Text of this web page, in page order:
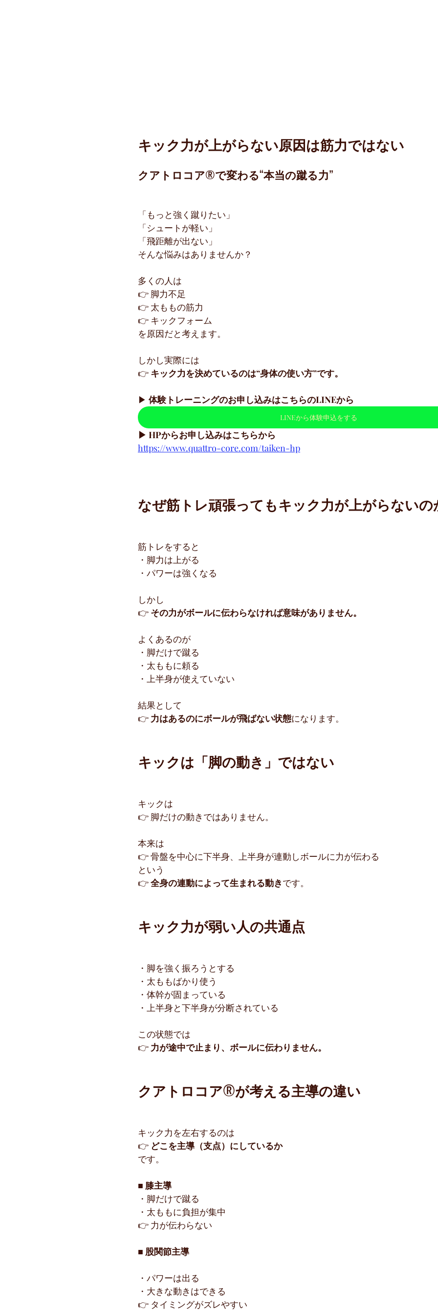
キック力が上がらない原因は筋力ではない
クアトロコア®︎で変わる“本当の蹴る力”
「もっと強く蹴りたい」
「シュートが軽い」
「飛距離が出ない」
そんな悩みはありませんか？
多くの人は
👉 脚力不足
👉 太ももの筋力
👉 キックフォーム
を原因だと考えます。
しかし実際には
👉 キック力を決めているのは“身体の使い方”です。
▶ 体験トレーニングのお申し込みはこちらのLINEから
LINEから体験申込をする
▶ HPからお申し込みはこちらから
https://www.quattro-core.com/taiken-hp
なぜ筋トレ頑張ってもキック力が上がらないの
筋トレをすると
・脚力は上がる
・パワーは強くなる
しかし
👉 その力がボールに伝わらなければ意味がありません。
よくあるのが
・脚だけで蹴る
・太ももに頼る
・上半身が使えていない
結果として
👉 力はあるのにボールが飛ばない状態になります。
キックは「脚の動き」ではない
キックは
👉 脚だけの動きではありません。
本来は
👉 骨盤を中心に下半身、上半身が連動しボールに力が伝わる
という
👉 全身の連動によって生まれる動きです。
キック力が弱い人の共通点
・脚を強く振ろうとする
・太ももばかり使う
・体幹が固まっている
・上半身と下半身が分断されている
この状態では
👉 力が途中で止まり、ボールに伝わりません。
クアトロコア®︎が考える主導の違い
キック力を左右するのは
👉 どこを主導（支点）にしているか
です。
■ 膝主導
・脚だけで蹴る
・太ももに負担が集中
👉 力が伝わらない
■ 股関節主導
・パワーは出る
・大きな動きはできる
👉 タイミングがズレやすい